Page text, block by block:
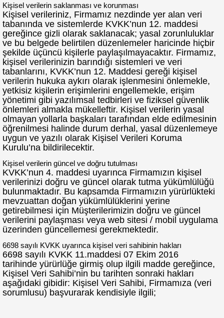
Kişisel verilerin saklanması ve korunması
Kişisel verileriniz, Firmamız nezdinde yer alan veri
tabanında ve sistemlerde KVKK’nun 12. maddesi
gereğince gizli olarak saklanacak; yasal zorunluluklar
ve bu belgede belirtilen düzenlemeler haricinde hiçbir
şekilde üçüncü kişilerle paylaşılmayacaktır. Firmamız,
kişisel verilerinizin barındığı sistemleri ve veri
tabanlarını, KVKK’nun 12. Maddesi gereği kişisel
verilerin hukuka aykırı olarak işlenmesini önlemekle,
yetkisiz kişilerin erişimlerini engellemekle, erişim
yönetimi gibi yazılımsal tedbirleri ve fiziksel güvenlik
önlemleri almakla mükelleftir. Kişisel verilerin yasal
olmayan yollarla başkaları tarafından elde edilmesinin
öğrenilmesi halinde durum derhal, yasal düzenlemeye
uygun ve yazılı olarak Kişisel Verileri Koruma
Kurulu’na bildirilecektir.
Kişisel verilerin güncel ve doğru tutulması
KVKK’nun 4. maddesi uyarınca Firmamızın kişisel
verilerinizi doğru ve güncel olarak tutma yükümlülüğü
bulunmaktadır. Bu kapsamda Firmamızın yürürlükteki
mevzuattan doğan yükümlülüklerini yerine
getirebilmesi için Müşterilerimizin doğru ve güncel
verilerini paylaşması veya web sitesi / mobil uygulama
üzerinden güncellemesi gerekmektedir.
6698 sayılı KVKK uyarınca kişisel veri sahibinin hakları
6698 sayılı KVKK 11.maddesi 07 Ekim 2016
tarihinde yürürlüğe girmiş olup ilgili madde gereğince,
Kişisel Veri Sahibi’nin bu tarihten sonraki hakları
aşağıdaki gibidir: Kişisel Veri Sahibi, Firmamıza (veri
sorumlusu) başvurarak kendisiyle ilgili;